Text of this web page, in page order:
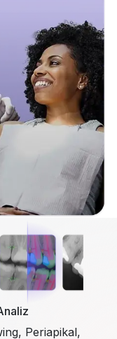
Periapikal,